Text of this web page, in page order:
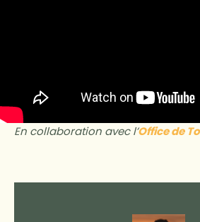
En collaboration avec l’Office de